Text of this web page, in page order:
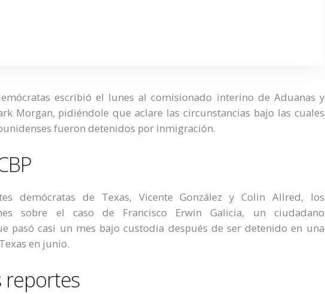
escribió el lunes al comisionado interino de Aduanas y
Morgan, pidiéndole que aclare las circunstancias bajo las cuales
fueron detenidos por inmigración.
demócratas de Texas, Vicente González y Colin Allred, los
sobre el caso de Francisco Erwin Galicia, un ciudadano
pasó casi un mes bajo custodia después de ser detenido en una
en junio.
reportes